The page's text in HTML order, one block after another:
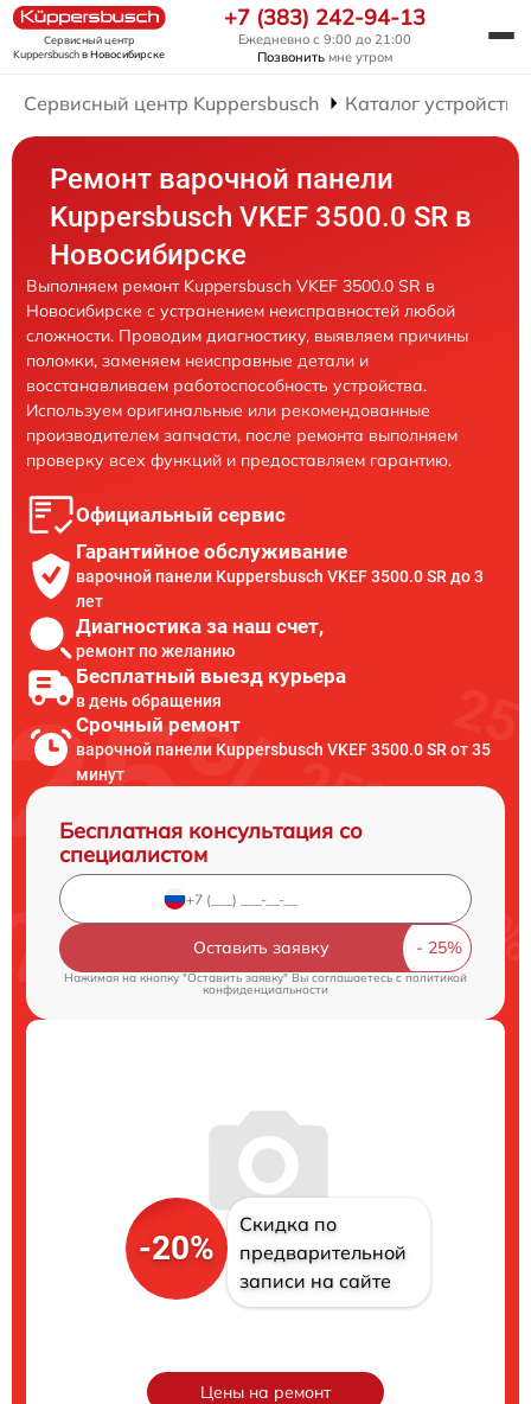
Сервисный центр
Kuppersbuschв Новосибирске
+7 (383) 242-94-13
Ежедневно с 9:00 до 21:00
Позвонить мне утром
Сервисный центр Kuppersbusch Каталог устройств
Ремонт варочной панели
Kuppersbusch VKEF 3500.0 SR в
Новосибирске
Выполняем ремонт Kuppersbusch VKEF 3500.0 SR в
Новосибирске с устранением неисправностей любой
сложности. Проводим диагностику, выявляем причины
поломки, заменяем неисправные детали и
восстанавливаем работоспособность устройства.
Используем оригинальные или рекомендованные
производителем запчасти, после ремонта выполняем
проверку всех функций и предоставляем гарантию.
Официальный сервис
Гарантийное обслуживание
варочной панели Kuppersbusch VKEF 3500.0 SR до 3
лет
Диагностика за наш счет,
ремонт по желанию
Бесплатный выезд курьера
в день обращения
Срочный ремонт
варочной панели Kuppersbusch VKEF 3500.0 SR от 35
минут
Бесплатная консультация со
специалистом
Оставить заявку
Нажимая на кнопку "Оставить заявку" Вы соглашаетесь cполитикой
конфиденциальности
-20%
Скидка по
предварительной
записи на сайте
Цены на ремонт